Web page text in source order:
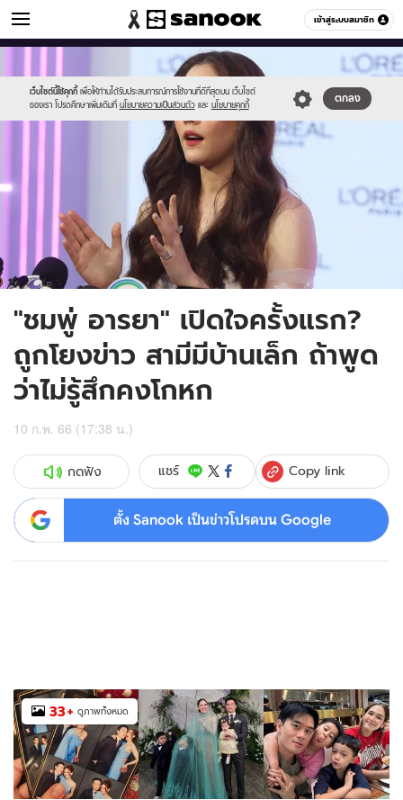
เข้าสู่ระบบสมาชิก
ข่าวบันเทิง หมวดอื่นๆ
เว็บไซต์นี้ใช้คุกกี้ เพื่อให้ท่านได้รับประสบการณ์การใช้งานที่ดีที่สุดบน เว็บไซต์
ของเรา โปรดศึกษาเพิ่มเติมที่ นโยบายความเป็นส่วนตัว และ นโยบายคุกกี้
ตกลง
//s.isanook.com/sr/0/images/logo-
new-
sanook.png
//s.isanook.com/ns/0/ud/1753/8768858/7.jpg
"ชมพู่ อารยา" เปิดใจครั้งแรก?
ถูกโยงข่าว สามีมีบ้านเล็ก ถ้าพูด
ว่าไม่รู้สึกคงโกหก
10 ก.พ. 66 (17:38 น.)
กดฟัง แชร์ Copy link
ตั้ง Sanook เป็นข่าวโปรดบน Google
33+ ดูภาพทั้งหมด